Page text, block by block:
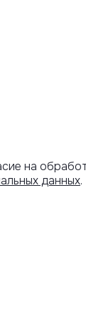
на
данных.